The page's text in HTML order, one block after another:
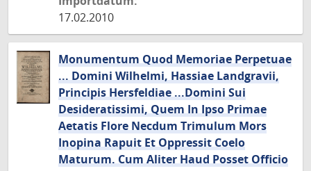
17.02.2010
Monumentum Quod Memoriae Perpetuae
... Domini Wilhelmi, Hassiae Landgravii,
Principis Hersfeldiae ...Domini Sui
Desideratissimi, Quem In Ipso Primae
Aetatis Flore Necdum Trimulum Mors
Inopina Rapuit Et Oppressit Coelo
Maturum. Cum Aliter Haud Posset Officio